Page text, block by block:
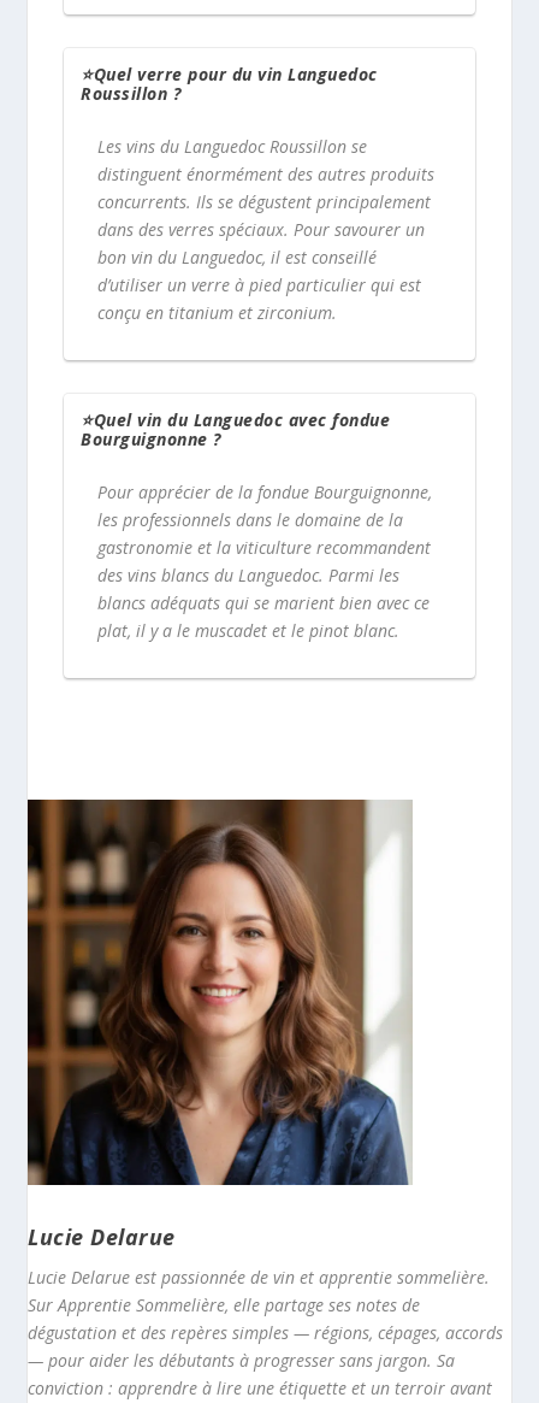
⭐Quel verre pour du vin Languedoc
Roussillon ?
Les vins du Languedoc Roussillon se
distinguent énormément des autres produits
concurrents. Ils se dégustent principalement
dans des verres spéciaux. Pour savourer un
bon vin du Languedoc, il est conseillé
d’utiliser un verre à pied particulier qui est
conçu en titanium et zirconium.
⭐Quel vin du Languedoc avec fondue
Bourguignonne ?
Pour apprécier de la fondue Bourguignonne,
les professionnels dans le domaine de la
gastronomie et la viticulture recommandent
des vins blancs du Languedoc. Parmi les
blancs adéquats qui se marient bien avec ce
plat, il y a le muscadet et le pinot blanc.
Lucie Delarue
Lucie Delarue est passionnée de vin et apprentie sommelière.
Sur Apprentie Sommelière, elle partage ses notes de
dégustation et des repères simples — régions, cépages, accords
— pour aider les débutants à progresser sans jargon. Sa
conviction : apprendre à lire une étiquette et un terroir avant